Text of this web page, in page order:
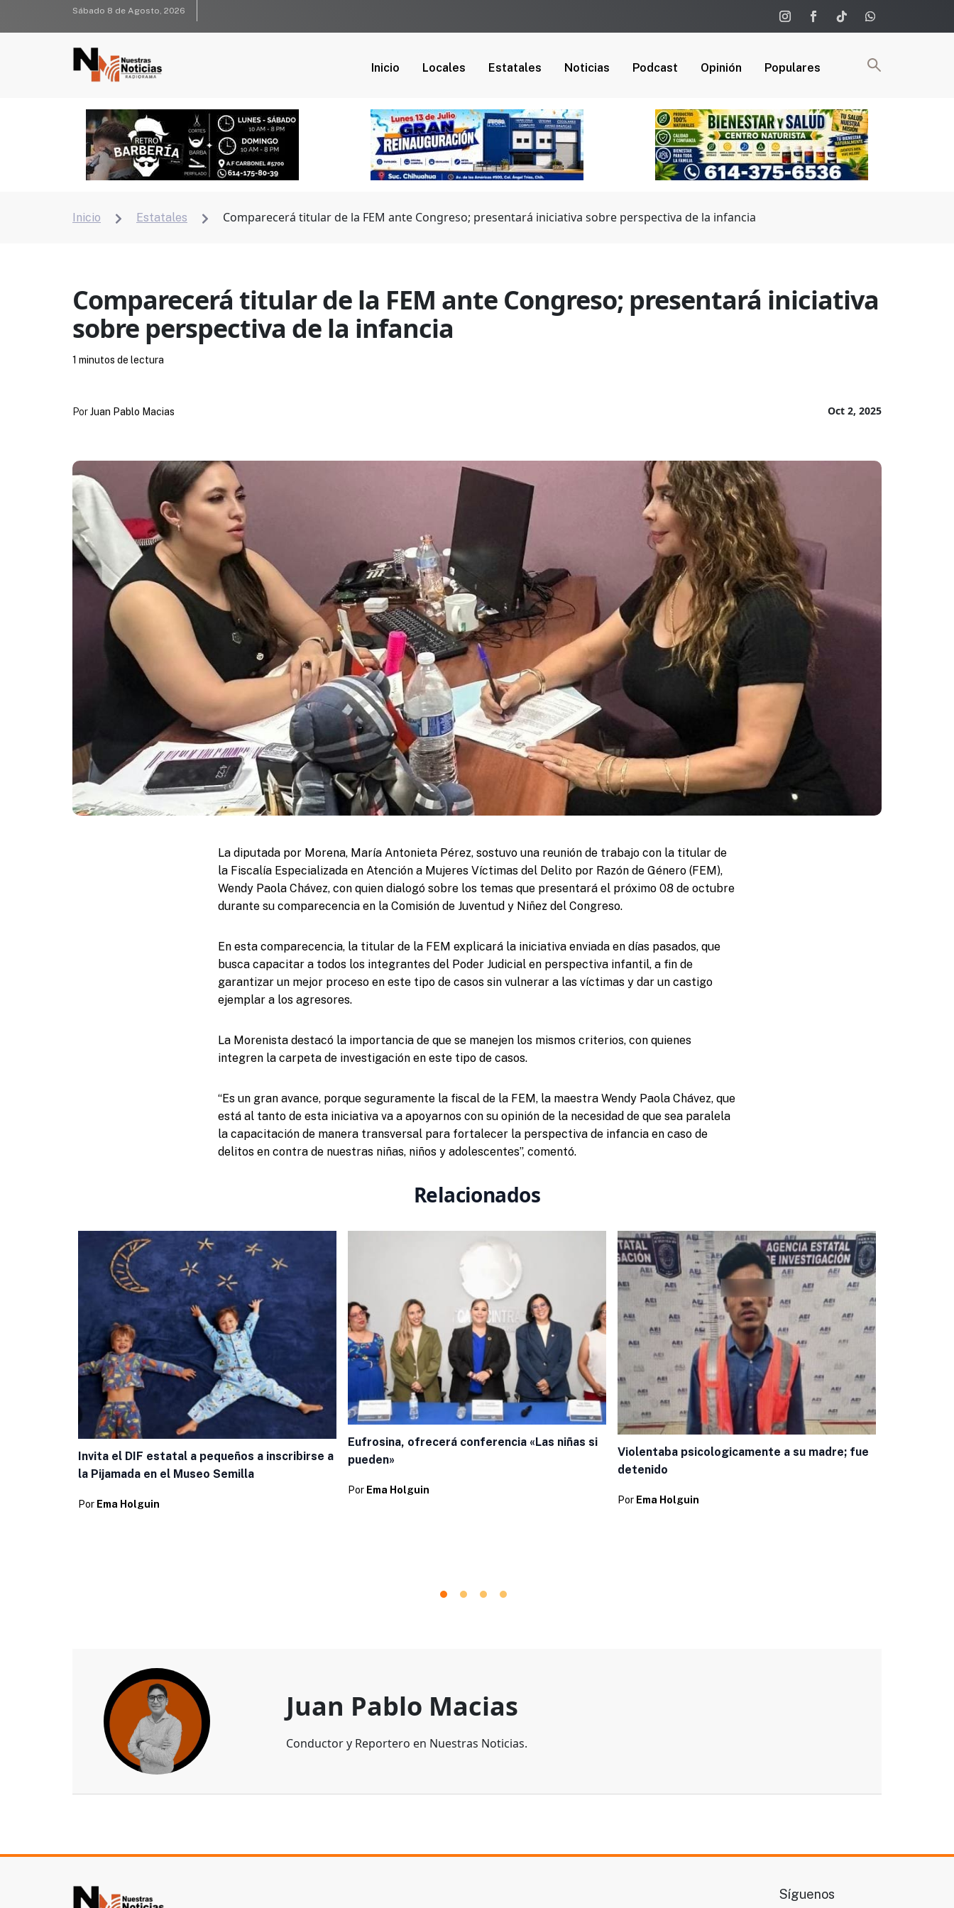
Sábado 8 de Agosto, 2026
Inicio Locales Estatales Noticias Podcast Opinión Populares
Inicio  Estatales  Comparecerá titular de la FEM ante Congreso; presentará iniciativa sobre perspectiva de la infancia
Comparecerá titular de la FEM ante Congreso; presentará iniciativa
sobre perspectiva de la infancia
Oct 2, 2025
PorJuan Pablo Macias
1 minutos de lectura
La diputada por Morena, María Antonieta Pérez, sostuvo una reunión de trabajo con la titular de
la Fiscalía Especializada en Atención a Mujeres Víctimas del Delito por Razón de Género (FEM),
Wendy Paola Chávez, con quien dialogó sobre los temas que presentará el próximo 08 de octubre
durante su comparecencia en la Comisión de Juventud y Niñez del Congreso.
En esta comparecencia, la titular de la FEM explicará la iniciativa enviada en días pasados, que
busca capacitar a todos los integrantes del Poder Judicial en perspectiva infantil, a fin de
garantizar un mejor proceso en este tipo de casos sin vulnerar a las víctimas y dar un castigo
ejemplar a los agresores.
La Morenista destacó la importancia de que se manejen los mismos criterios, con quienes
integren la carpeta de investigación en este tipo de casos.
“Es un gran avance, porque seguramente la fiscal de la FEM, la maestra Wendy Paola Chávez, que
está al tanto de esta iniciativa va a apoyarnos con su opinión de la necesidad de que sea paralela
la capacitación de manera transversal para fortalecer la perspectiva de infancia en caso de
delitos en contra de nuestras niñas, niños y adolescentes”, comentó.
Relacionados
Invita el DIF estatal a pequeños a inscribirse a
la Pijamada en el Museo Semilla
Por Ema Holguin
Eufrosina, ofrecerá conferencia «Las niñas si
pueden»
Por Ema Holguin
Violentaba psicologicamente a su madre; fue
detenido
Por Ema Holguin
Juan Pablo Macias
Conductor y Reportero en Nuestras Noticias.
Síguenos